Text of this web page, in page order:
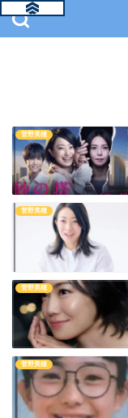
菅野美穂
菅野美穂
菅野美穂
菅野美穂